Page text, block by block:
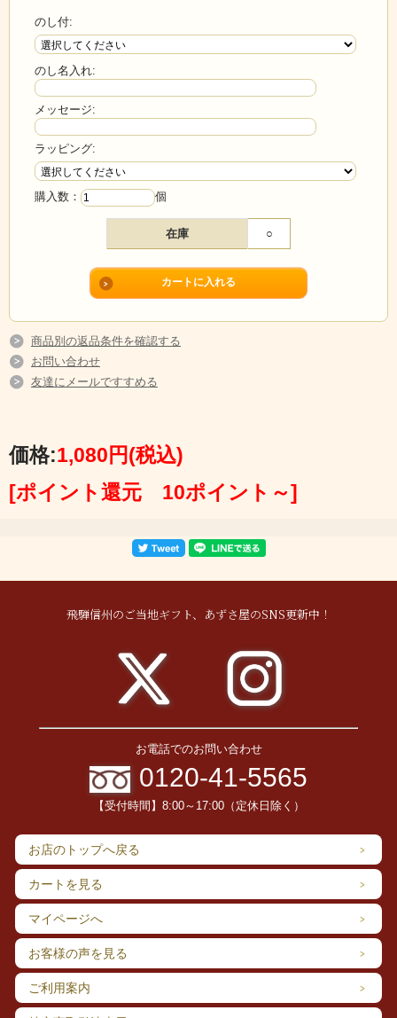
【原材料名】小麦粉(国内製造)、砂糖、マーガリン、液卵、牛乳、チーズ
パウダー、チーズ風味ペースト、食塩/ソルビトール、膨脹剤、香料、乳
【消費期限】製造日より90日
【保存方法】直射日光、高温多湿を避けて、保存して下さい。
【商品パッケージサイズ】縦26 × 横23 × 高さ(厚さ)5(cm)
のし付:
のし名入れ:
メッセージ:
ラッピング:
購入数： 個
在庫 ○
商品別の返品条件を確認する
お問い合わせ
友達にメールですすめる
価格:1,080円(税込)
[ポイント還元 10ポイント～]
飛騨信州のご当地ギフト、あずさ屋のSNS更新中！
お電話でのお問い合わせ
0120-41-5565
【受付時間】8:00～17:00（定休日除く）
お店のトップへ戻る
カートを見る
マイページへ
お客様の声を見る
ご利用案内